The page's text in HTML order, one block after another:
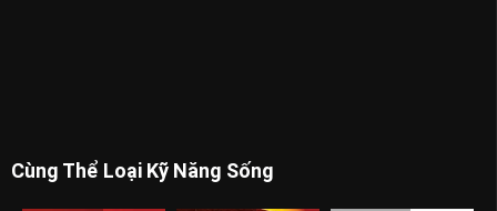
Cùng Thể Loại Kỹ Năng Sống